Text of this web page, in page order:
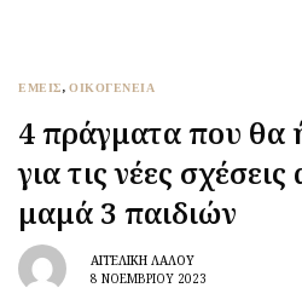
ΕΜΕΙΣ, ΟΙΚΟΓΕΝΕΙΑ
4 πράγματα που θα
για τις νέες
μαμά 3 παιδιών
ΑΓΓΕΛΙΚΉ ΛΆΛΟΥ
8 ΝΟΕΜΒΡΊΟΥ 2023